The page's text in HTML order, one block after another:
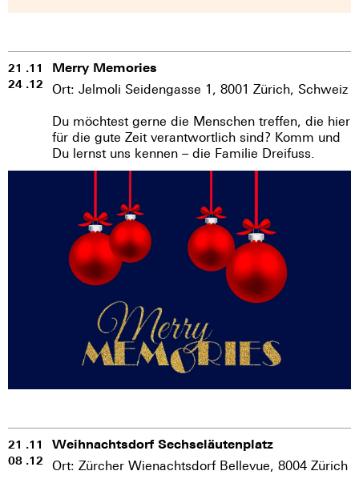
21 .11
24 .12
Merry Memories
Ort: Jelmoli Seidengasse 1, 8001 Zürich, Schweiz
Du möchtest gerne die Menschen treffen, die hier
für die gute Zeit verantwortlich sind? Komm und
Du lernst uns kennen – die Familie Dreifuss.
21 .11
08 .12
Weihnachtsdorf Sechseläutenplatz
Ort: Zürcher Wienachtsdorf Bellevue, 8004 Zürich